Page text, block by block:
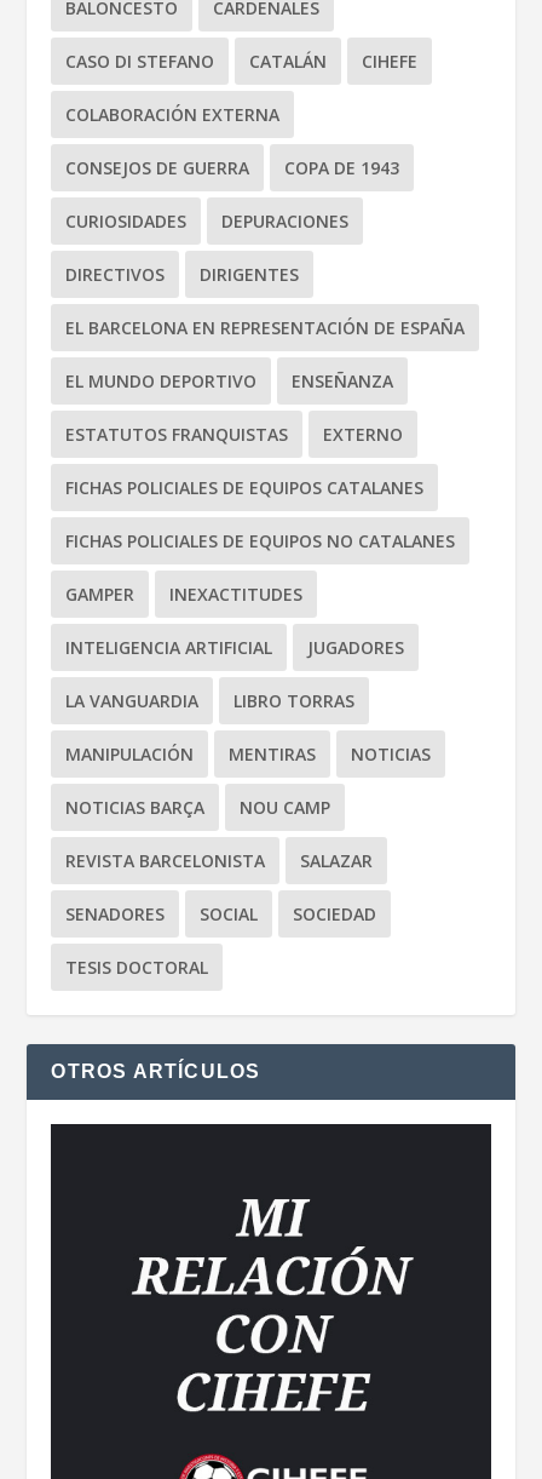
BALONCESTO CARDENALES
CASO DI STEFANO CATALÁN CIHEFE
COLABORACIÓN EXTERNA
CONSEJOS DE GUERRA COPA DE 1943
CURIOSIDADES DEPURACIONES
DIRECTIVOS DIRIGENTES
EL BARCELONA EN REPRESENTACIÓN DE ESPAÑA
EL MUNDO DEPORTIVO ENSEÑANZA
ESTATUTOS FRANQUISTAS EXTERNO
FICHAS POLICIALES DE EQUIPOS CATALANES
FICHAS POLICIALES DE EQUIPOS NO CATALANES
GAMPER INEXACTITUDES
INTELIGENCIA ARTIFICIAL JUGADORES
LA VANGUARDIA LIBRO TORRAS
MANIPULACIÓN MENTIRAS NOTICIAS
NOTICIAS BARÇA NOU CAMP
REVISTA BARCELONISTA SALAZAR
SENADORES SOCIAL SOCIEDAD
TESIS DOCTORAL
OTROS ARTÍCULOS